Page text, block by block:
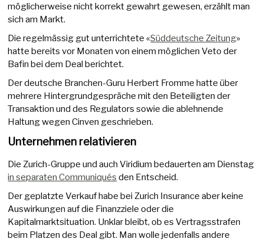
möglicherweise nicht korrekt gewahrt gewesen, erzählt man
sich am Markt.
Die regelmässig gut unterrichtete «Süddeutsche Zeitung»
hatte bereits vor Monaten von einem möglichen Veto der
Bafin bei dem Deal berichtet.
Der deutsche Branchen-Guru Herbert Fromme hatte über
mehrere Hintergrundgespräche mit den Beteiligten der
Transaktion und des Regulators sowie die ablehnende
Haltung wegen Cinven geschrieben.
Unternehmen relativieren
Die Zurich-Gruppe und auch Viridium bedauerten am Dienstag
in separaten Communiqués den Entscheid.
Der geplatzte Verkauf habe bei Zurich Insurance aber keine
Auswirkungen auf die Finanzziele oder die
Kapitalmarktsituation. Unklar bleibt, ob es Vertragsstrafen
beim Platzen des Deal gibt. Man wolle jedenfalls andere